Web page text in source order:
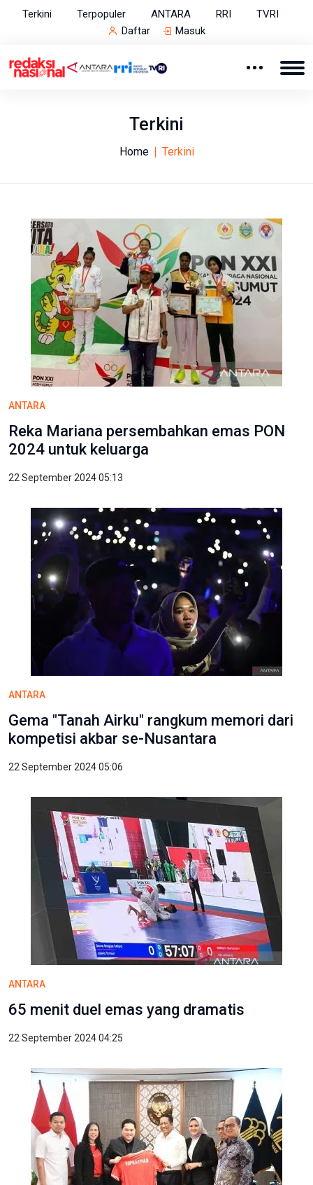
Terkini Terpopuler ANTARA RRI
TVRI
Daftar
Masuk
Terkini
Home Terkini
ANTARA
Reka Mariana persembahkan emas PON
2024 untuk keluarga
22 September 2024 05:13
ANTARA
Gema "Tanah Airku" rangkum memori dari
kompetisi akbar se-Nusantara
22 September 2024 05:06
ANTARA
65 menit duel emas yang dramatis
22 September 2024 04:25